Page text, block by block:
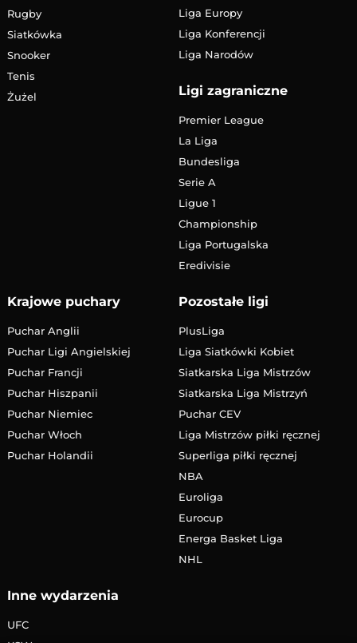
Rugby
Siatkówka
Snooker
Tenis
Żużel
Liga Europy
Liga Konferencji
Liga Narodów
Ligi zagraniczne
Premier League
La Liga
Bundesliga
Serie A
Ligue 1
Championship
Liga Portugalska
Eredivisie
Krajowe puchary
Puchar Anglii
Puchar Ligi Angielskiej
Puchar Francji
Puchar Hiszpanii
Puchar Niemiec
Puchar Włoch
Puchar Holandii
Pozostałe ligi
PlusLiga
Liga Siatkówki Kobiet
Siatkarska Liga Mistrzów
Siatkarska Liga Mistrzyń
Puchar CEV
Liga Mistrzów piłki ręcznej
Superliga piłki ręcznej
NBA
Euroliga
Eurocup
Energa Basket Liga
NHL
Inne wydarzenia
UFC